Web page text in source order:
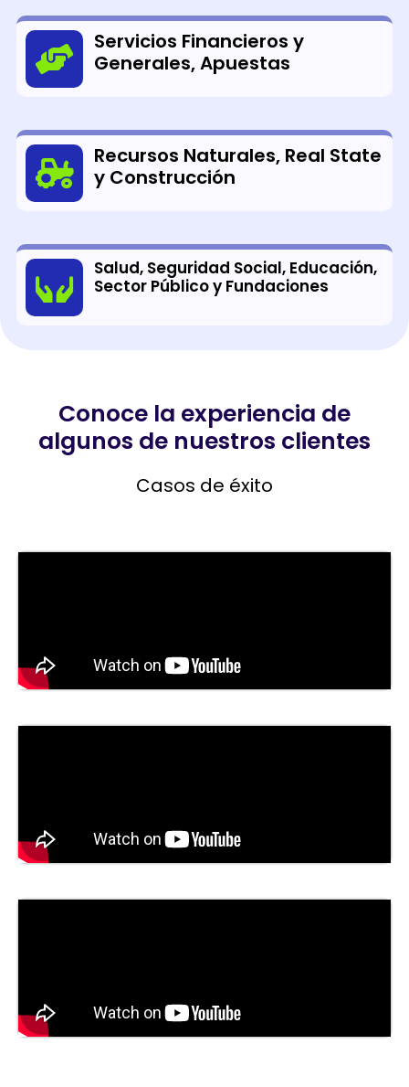
Servicios Financieros y
Generales, Apuestas
Recursos Naturales, Real State
y Construcción
Salud, Seguridad Social, Educación,
Sector Público y Fundaciones
Conoce la experiencia de
algunos de nuestros clientes
Casos de éxito